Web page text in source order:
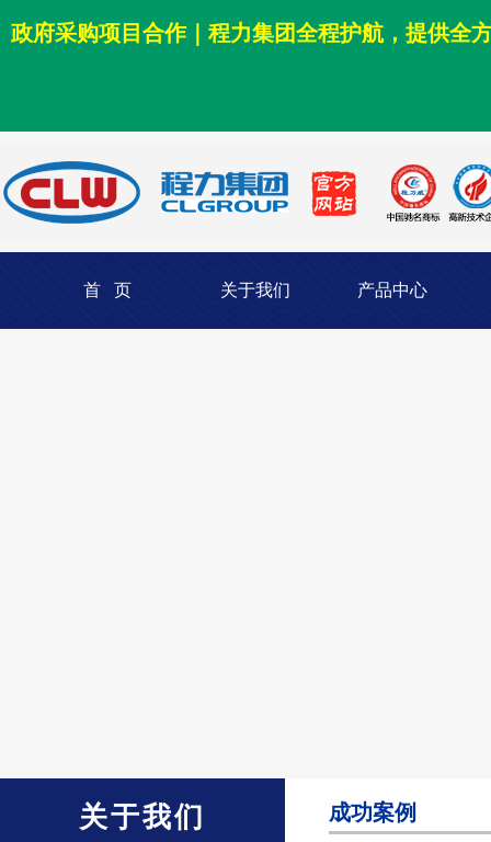
政府采购项目合作｜程力集团全程护航，提供全
首 页 关于我们 产品中心
关于我们 成功案例